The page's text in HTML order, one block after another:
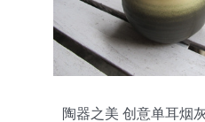
陶器之美 创意单耳烟